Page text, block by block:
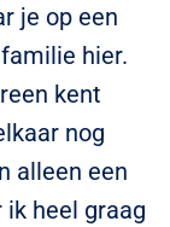
je op een
hier.
kent
nog
alleen een
heel graag